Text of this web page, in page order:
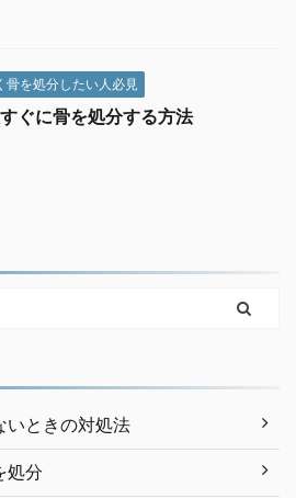
骨を処分したい人必見
ぐに骨を処分する方法
いときの対処法
処分